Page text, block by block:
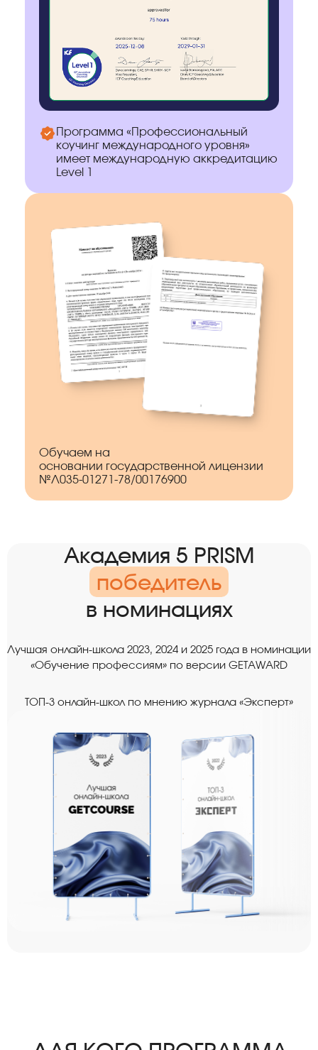
Программа «Профессиональный
коучинг международного уровня»
имеет международную аккредитацию
Level 1
Обучаем на
основании государственной лицензии
№Л035-01271-78/00176900
Академия 5 PRISM
победитель
в номинациях
Лучшая онлайн-школа 2023, 2024 и 2025 года в номинации
«Обучение профессиям» по версии GETAWARD
TОП-3 онлайн-школ по мнению журнала «Эксперт»